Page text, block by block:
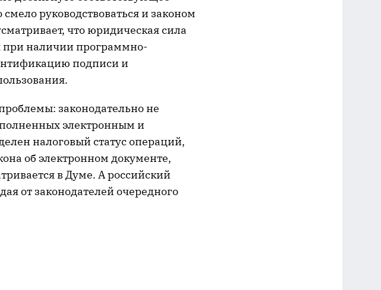
руководствоваться и законом
что юридическая сила
при наличии программно-
подписи и
законодательно не
электронным и
налоговый статус операций,
об электронном документе,
в Думе. А российский
от законодателей очередного